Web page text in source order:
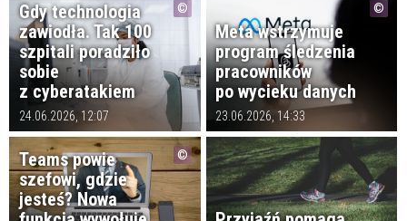
Gdy technologia
zawiodła. Tak 100
szpitali poradziło
sobie
z cyberatakiem
24.06.2026, 12:07
Meta wstrzymuje
program śledzenia
pracowników
po wycieku danych
23.06.2026, 14:33
Teams powie
szefowi, gdzie
jesteś? Nowa